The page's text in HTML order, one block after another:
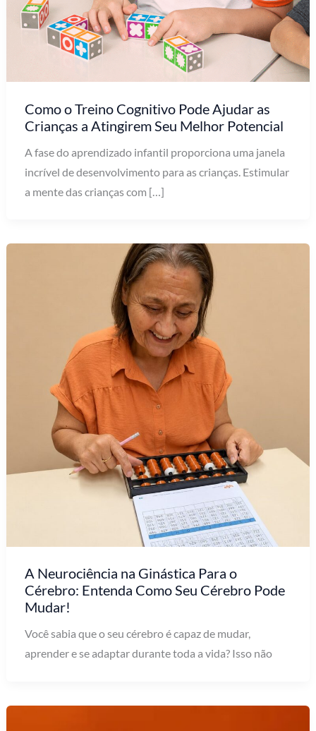
Como o Treino Cognitivo Pode Ajudar as
Crianças a Atingirem Seu Melhor Potencial
A fase do aprendizado infantil proporciona uma janela
incrível de desenvolvimento para as crianças. Estimular
a mente das crianças com […]
A Neurociência na Ginástica Para o
Cérebro: Entenda Como Seu Cérebro Pode
Mudar!
Você sabia que o seu cérebro é capaz de mudar,
aprender e se adaptar durante toda a vida? Isso não